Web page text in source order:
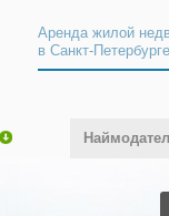
Аренда жилой
в Санкт-